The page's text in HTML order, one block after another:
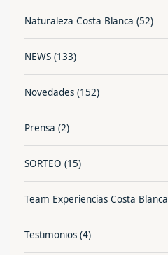
Naturaleza Costa Blanca (52)
NEWS (133)
Novedades (152)
Prensa (2)
SORTEO (15)
Team Experiencias Costa Blanca
Testimonios (4)